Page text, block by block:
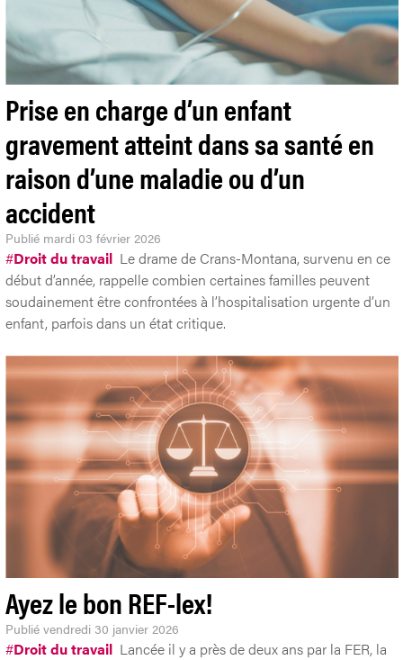
Prise en charge d’un enfant
gravement atteint dans sa santé en
raison d’une maladie ou d’un
accident
Publié mardi 03 février 2026
#Droit du travail Le drame de Crans-Montana, survenu en ce
début d’année, rappelle combien certaines familles peuvent
soudainement être confrontées à l’hospitalisation urgente d’un
enfant, parfois dans un état critique.
Ayez le bon REF-lex!
Publié vendredi 30 janvier 2026
#Droit du travail Lancée il y a près de deux ans par la FER, la